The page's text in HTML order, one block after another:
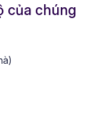
của chúng